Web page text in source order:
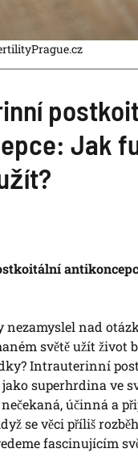
Jak
nezamyslel nad
světě užít život
Intrauterinní
superhrdina ve
účinná a
se věci příliš
fascinujícím